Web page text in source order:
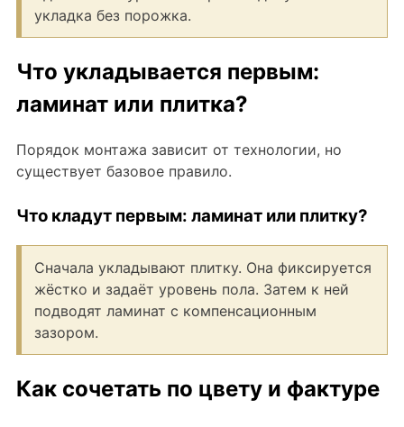
укладка без порожка.
Что укладывается первым:
ламинат или плитка?
Порядок монтажа зависит от технологии, но
существует базовое правило.
Что кладут первым: ламинат или плитку?
Сначала укладывают плитку. Она фиксируется
жёстко и задаёт уровень пола. Затем к ней
подводят ламинат с компенсационным
зазором.
Как сочетать по цвету и фактуре